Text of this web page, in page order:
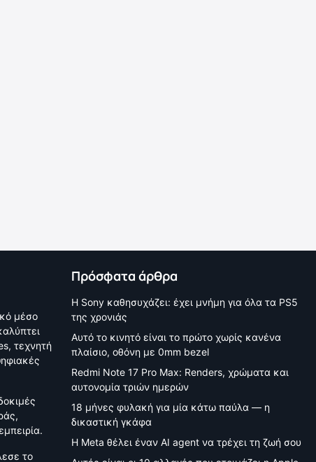
μέσο
τεχνητή
το
Πρόσφατα άρθρα
Η Sony καθησυχάζει: έχει μνήμη για όλα τα PS5
της χρονιάς
Αυτό το κινητό είναι το πρώτο χωρίς κανένα
πλαίσιο, οθόνη με 0mm bezel
Redmi Note 17 Pro Max: Renders, χρώματα και
αυτονομία τριών ημερών
18 μήνες φυλακή για μία κάτω παύλα — η
δικαστική γκάφα
Η Meta θέλει έναν AI agent να τρέχει τη ζωή σου